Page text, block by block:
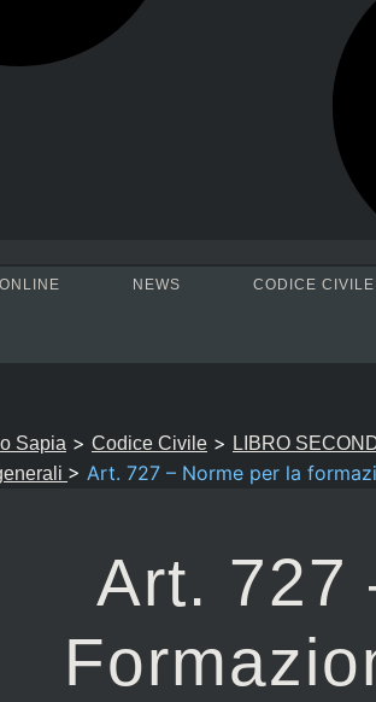
NEWS CODICE CIVILE
Sapia > Codice Civile > LIBRO
> Art. 727 – Norme per la
Art. 727